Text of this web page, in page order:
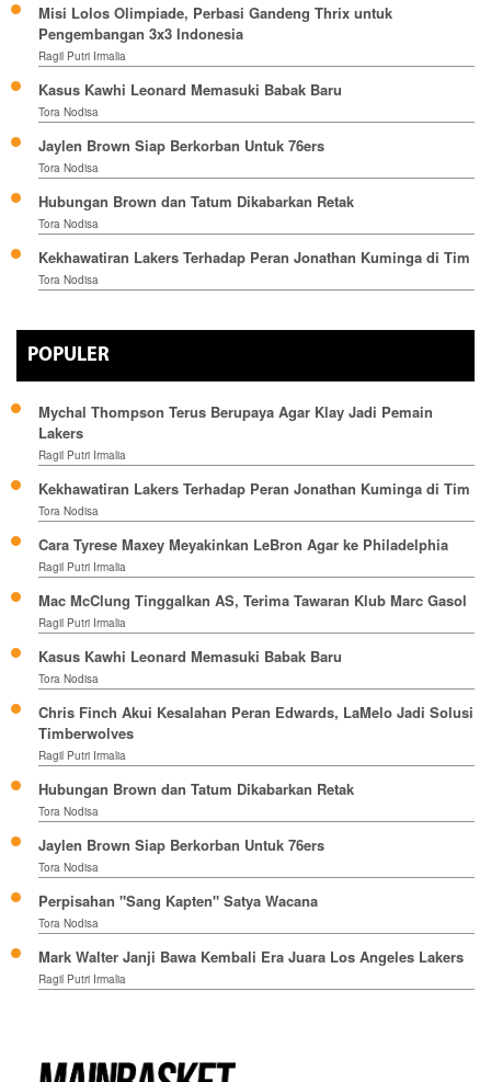
Misi Lolos Olimpiade, Perbasi Gandeng Thrix untuk
Pengembangan 3x3 Indonesia
Ragil Putri Irmalia
Kasus Kawhi Leonard Memasuki Babak Baru
Tora Nodisa
Jaylen Brown Siap Berkorban Untuk 76ers
Tora Nodisa
Hubungan Brown dan Tatum Dikabarkan Retak
Tora Nodisa
Kekhawatiran Lakers Terhadap Peran Jonathan Kuminga di Tim
Tora Nodisa
POPULER
Mychal Thompson Terus Berupaya Agar Klay Jadi Pemain
Lakers
Ragil Putri Irmalia
Kekhawatiran Lakers Terhadap Peran Jonathan Kuminga di Tim
Tora Nodisa
Cara Tyrese Maxey Meyakinkan LeBron Agar ke Philadelphia
Ragil Putri Irmalia
Mac McClung Tinggalkan AS, Terima Tawaran Klub Marc Gasol
Ragil Putri Irmalia
Kasus Kawhi Leonard Memasuki Babak Baru
Tora Nodisa
Chris Finch Akui Kesalahan Peran Edwards, LaMelo Jadi Solusi
Timberwolves
Ragil Putri Irmalia
Hubungan Brown dan Tatum Dikabarkan Retak
Tora Nodisa
Jaylen Brown Siap Berkorban Untuk 76ers
Tora Nodisa
Perpisahan "Sang Kapten" Satya Wacana
Tora Nodisa
Mark Walter Janji Bawa Kembali Era Juara Los Angeles Lakers
Ragil Putri Irmalia